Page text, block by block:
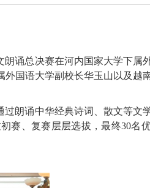
诵总决赛在河内国家大学下属
国语大学副校长华玉山以及越
朗诵中华经典诗词、散文等文
赛、复赛层层选拔，最终30名